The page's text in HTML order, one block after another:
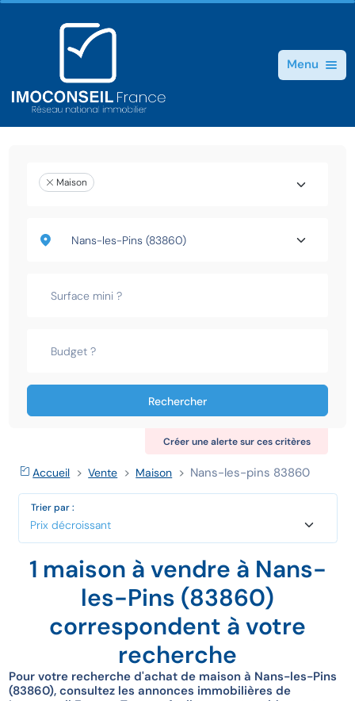
Menu
Maison
Rechercher
Créer une alerte sur ces critères
Accueil Vente Maison Nans-les-pins 83860
Trier par :
1 maison à vendre à Nans-
les-Pins (83860)
correspondent à votre
recherche
Pour votre recherche d'achat de maison à Nans-les-Pins
(83860), consultez les annonces immobilières de